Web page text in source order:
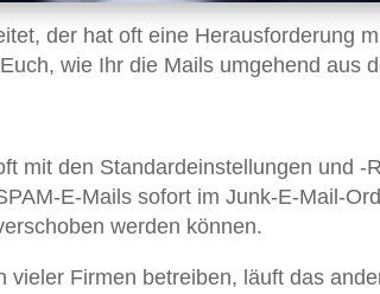
der hat oft eine Herausforderung
wie Ihr die Mails umgehend aus
mit den Standardeinstellungen und -
E-Mails sofort im Junk-E-Mail-
werden können.
vieler Firmen betreiben, läuft das